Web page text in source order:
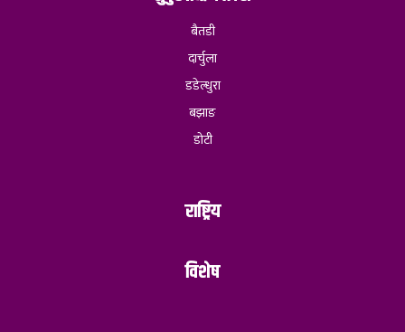
बैतडी
दार्चुला
डडेल्धुरा
बझाङ
डोटी
राष्ट्रिय
विशेष